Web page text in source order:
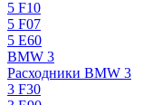
5 F10
5 F07
5 E60
BMW 3
Расходники BMW 3
3 F30